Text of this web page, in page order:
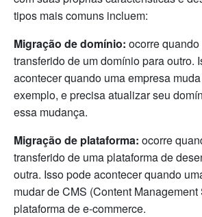
tipos mais comuns incluem:
Migração de domínio: ocorre
transferido de um domínio para outro.
acontecer quando uma empresa
exemplo, e precisa atualizar seu
essa mudança.
Migração de plataforma: ocorre
transferido de uma plataforma de
outra. Isso pode acontecer quando
mudar de CMS (Content
plataforma de e-commerce.